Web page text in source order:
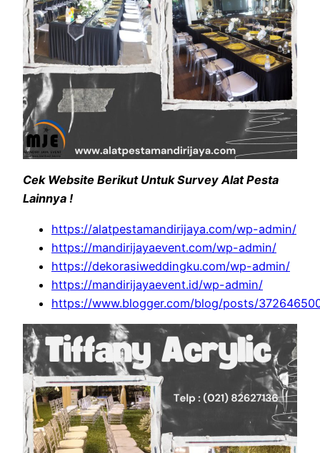
Cek Website Berikut Untuk Survey Alat Pesta
Lainnya !
https://alatpestamandirijaya.com/wp-admin/
https://mandirijayaevent.com/wp-admin/
https://dekorasiweddingku.com/wp-admin/
https://mandirijayaevent.id/wp-admin/
https://www.blogger.com/blog/posts/